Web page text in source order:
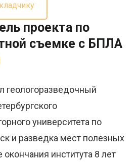
проекта по
съемке с БПЛА
геологоразведочный
университета по
и разведка мест полезных
института 8 лет